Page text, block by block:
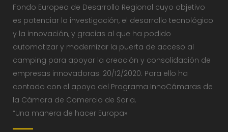
Fondo Europeo de Desarrollo Regional cuyo objetivo
es potenciar la investigación, el desarrollo tecnológico
y la innovación, y gracias al que ha podido
automatizar y modernizar la puerta de acceso al
camping para apoyar la creación y consolidación de
empresas innovadoras. 20/12/2020. Para ello ha
contado con el apoyo del Programa InnoCámaras de
la Cámara de Comercio de Soria.
“Una manera de hacer Europa»